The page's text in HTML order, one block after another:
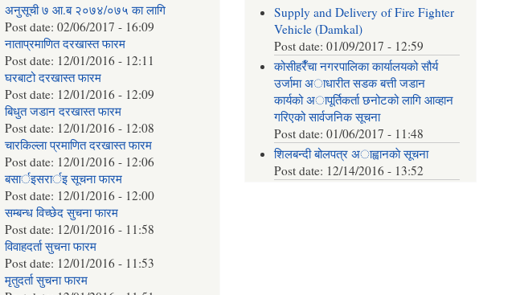
अनुसूची ७ आ.ब २०७४/०७५ का लागि
Post date: 02/06/2017 - 16:09
नाताप्रमाणित दरखास्त फारम
Post date: 12/01/2016 - 12:11
घरबाटो दरखास्त फारम
Post date: 12/01/2016 - 12:09
बिधुत जडान दरखास्त फारम
Post date: 12/01/2016 - 12:08
चारकिल्ला प्रमाणित दरखास्त फारम
Post date: 12/01/2016 - 12:06
बसार्इसरार्इ सूचना फारम
Post date: 12/01/2016 - 12:00
सम्बन्ध विच्छेद सुचना फारम
Post date: 12/01/2016 - 11:58
विवाहदर्ता सुचना फारम
Post date: 12/01/2016 - 11:53
मृतुदर्ता सुचना फारम
Supply and Delivery of Fire Fighter
Vehicle (Damkal)
Post date: 01/09/2017 - 12:59
कोसीहरैँचा नगरपालिका कार्यालयको सौर्य
उर्जामा अाधारीत सडक बत्ती जडान
कार्यको अापूर्तिकर्ता छनोटको लागि आव्हान
गरिएको सार्वजनिक सूचना
Post date: 01/06/2017 - 11:48
शिलबन्दी बोलपत्र अाह्वानकाे सूचना
Post date: 12/14/2016 - 13:52